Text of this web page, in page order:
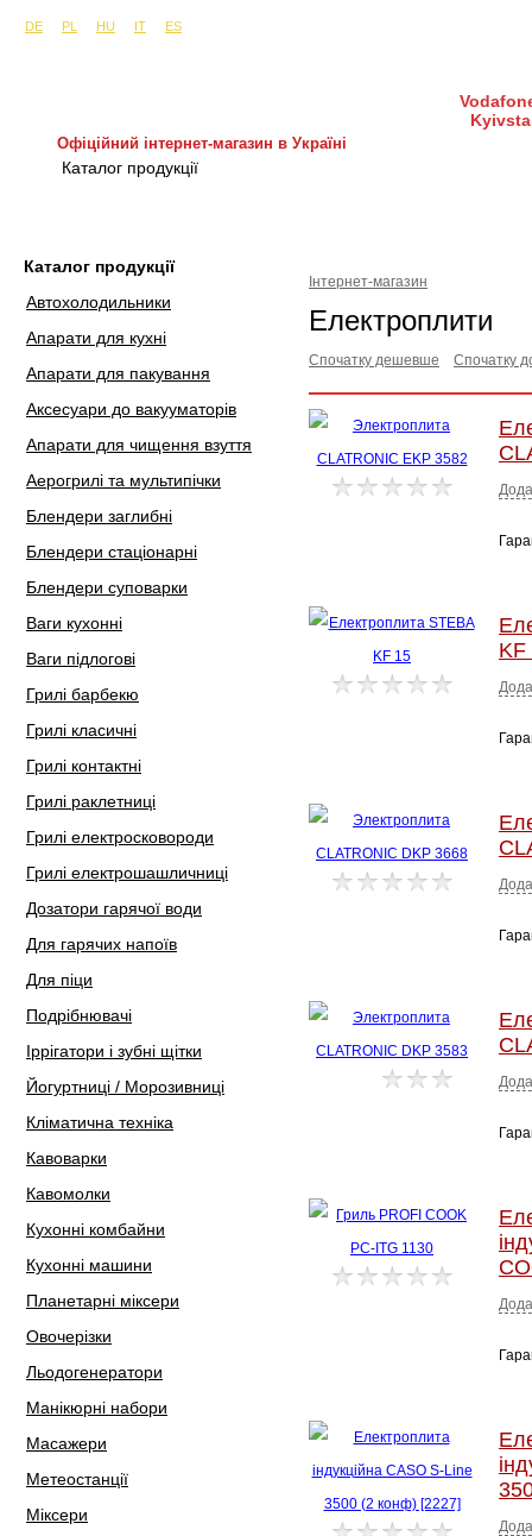
DE
PL HU IT ES
Офіційний інтернет-магазин в Україні
Каталог продукції
Каталог продукції
Автохолодильники
Апарати для кухні
Апарати для пакування
Аксесуари до вакууматорів
Апарати для чищення взуття
Аерогрилі та мультипічки
Блендери заглибні
Блендери стаціонарні
Блендери суповарки
Ваги кухонні
Ваги підлогові
Грилі барбекю
Грилі класичні
Грилі контактні
Грилі раклетниці
Грилі електросковороди
Грилі електрошашличниці
Дозатори гарячої води
Для гарячих напоїв
Для піци
Подрібнювачі
Іррігатори і зубні щітки
Йогуртниці / Морозивниці
Кліматична техніка
Кавоварки
Кавомолки
Кухонні комбайни
Кухонні машини
Планетарні міксери
Овочерізки
Льодогенератори
Манікюрні набори
Масажери
Метеостанції
Міксери
Інтернет-магазин
Електроплити
Спочатку дешевше Спочатку
KF